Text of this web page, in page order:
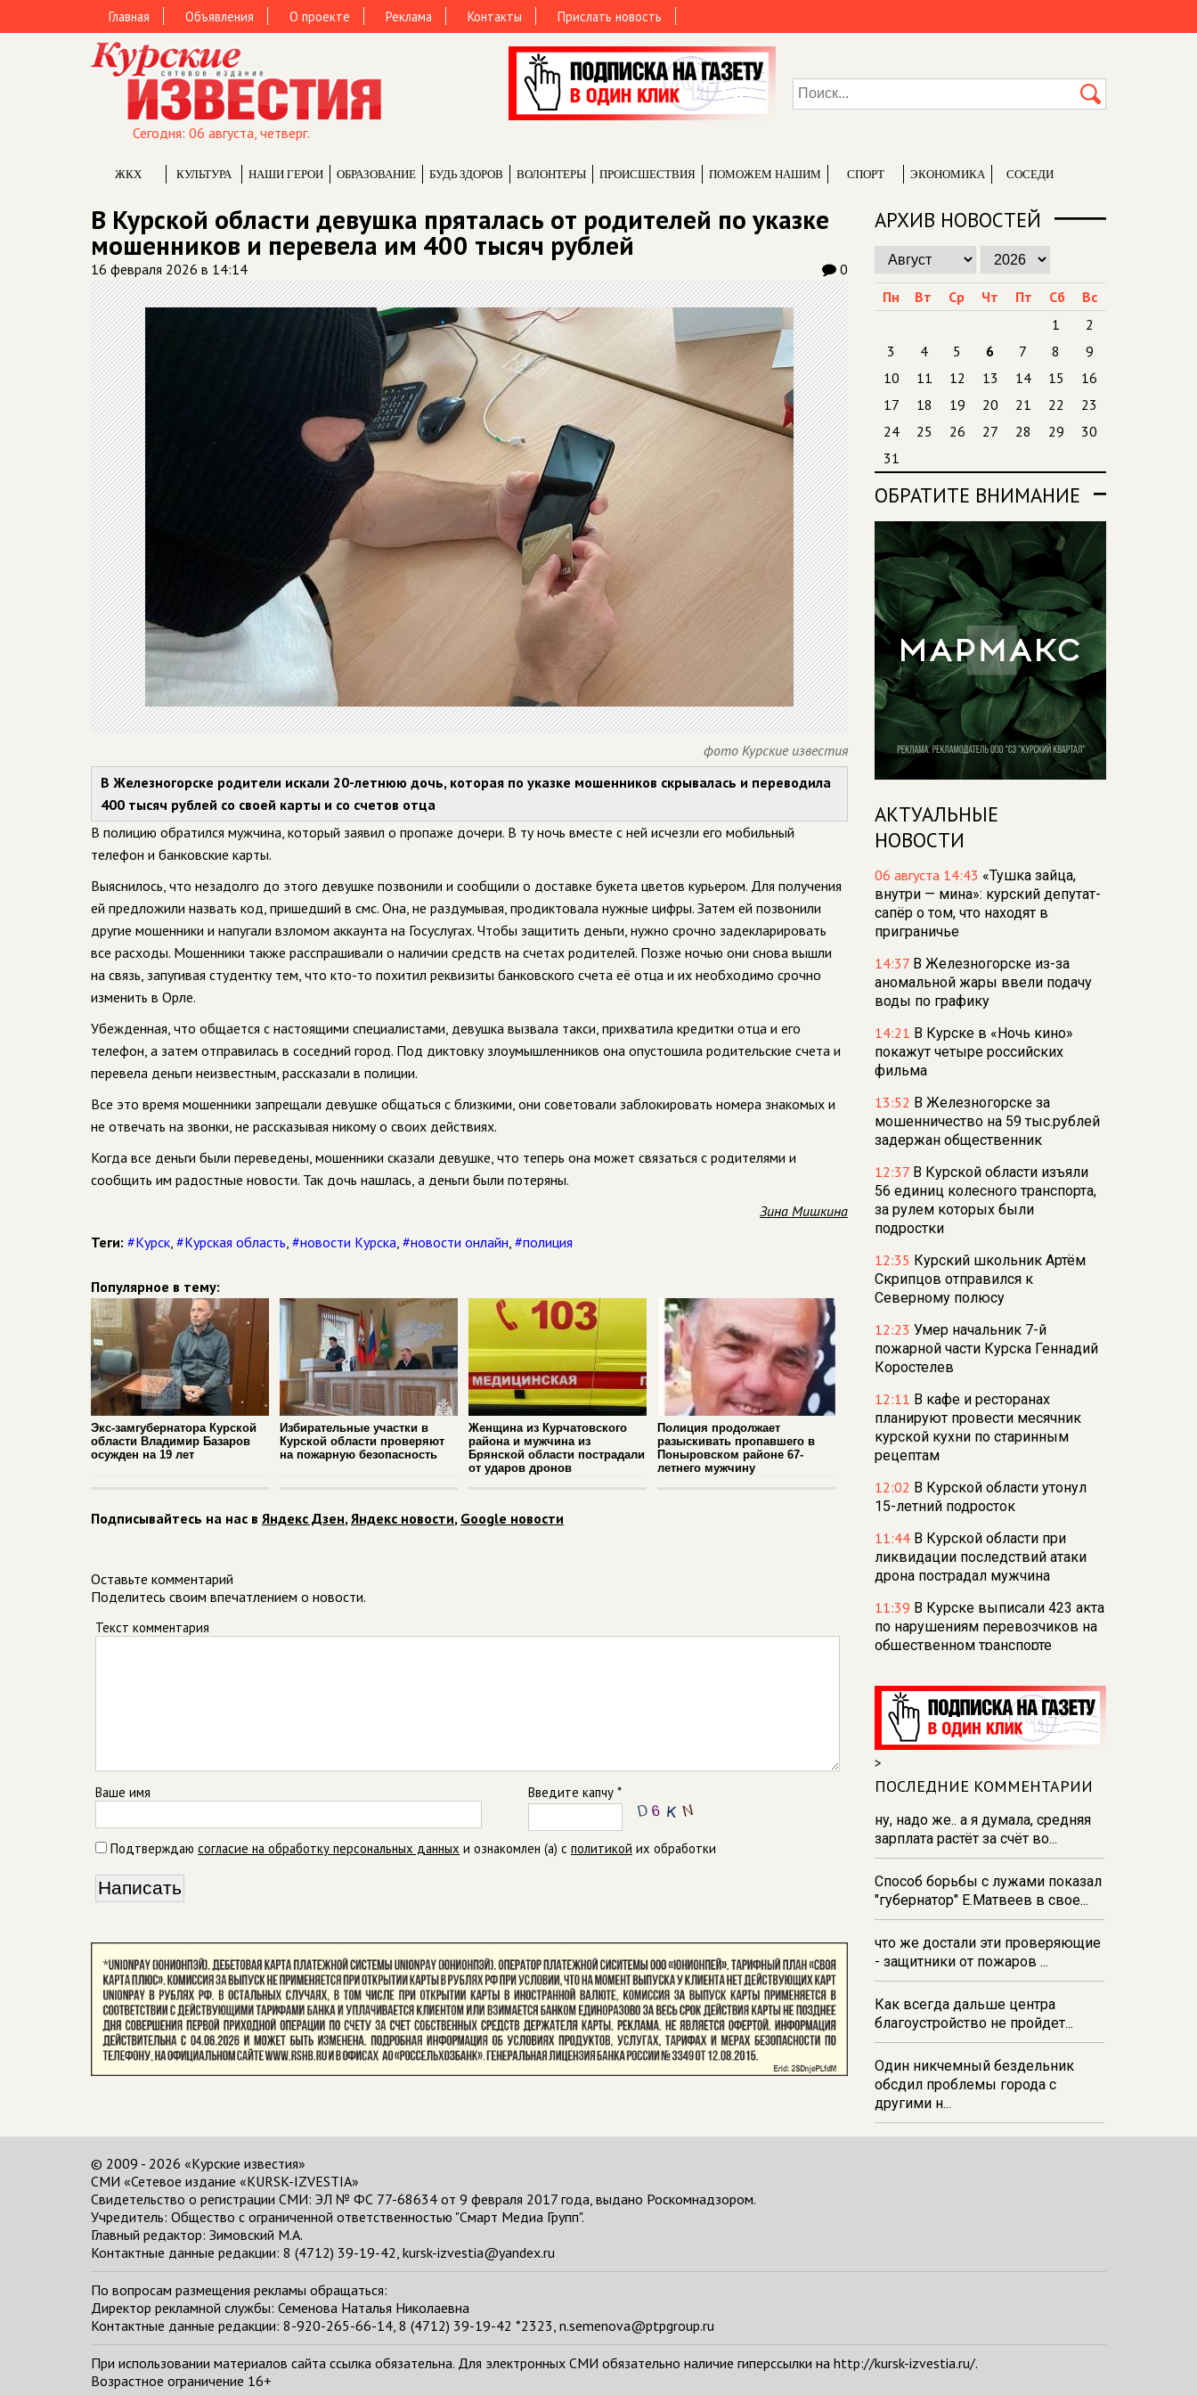
Главная Объявления О проекте Реклама Контакты Прислать новость
Сегодня: 06 августа, четверг.
ЖКХ КУЛЬТУРА НАШИ ГЕРОИ ОБРАЗОВАНИЕ БУДЬ ЗДОРОВ ВОЛОНТЕРЫ ПРОИCШЕСТВИЯ ПОМОЖЕМ НАШИМ СПОРТ ЭКОНОМИКА СОСЕДИ
В Курской области девушка пряталась от родителей по указке
мошенников и перевела им 400 тысяч рублей
16 февраля 2026 в 14:14 0
фото Курские известия
В Железногорске родители искали 20-летнюю дочь, которая по указке мошенников скрывалась и переводила
400 тысяч рублей со своей карты и со счетов отца
В полицию обратился мужчина, который заявил о пропаже дочери. В ту ночь вместе с ней исчезли его мобильный
телефон и банковские карты.
Выяснилось, что незадолго до этого девушке позвонили и сообщили о доставке букета цветов курьером. Для получения
ей предложили назвать код, пришедший в смс. Она, не раздумывая, продиктовала нужные цифры. Затем ей позвонили
другие мошенники и напугали взломом аккаунта на Госуслугах. Чтобы защитить деньги, нужно срочно задекларировать
все расходы. Мошенники также расспрашивали о наличии средств на счетах родителей. Позже ночью они снова вышли
на связь, запугивая студентку тем, что кто-то похитил реквизиты банковского счета её отца и их необходимо срочно
изменить в Орле.
Убежденная, что общается с настоящими специалистами, девушка вызвала такси, прихватила кредитки отца и его
телефон, а затем отправилась в соседний город. Под диктовку злоумышленников она опустошила родительские счета и
перевела деньги неизвестным, рассказали в полиции.
Все это время мошенники запрещали девушке общаться с близкими, они советовали заблокировать номера знакомых и
не отвечать на звонки, не рассказывая никому о своих действиях.
Когда все деньги были переведены, мошенники сказали девушке, что теперь она может связаться с родителями и
сообщить им радостные новости. Так дочь нашлась, а деньги были потеряны.
Зина Мишкина
Теги: #Курск, #Курская область, #новости Курска, #новости онлайн, #полиция
Популярное в тему:
Экс-замгубернатора Курской
области Владимир Базаров
осужден на 19 лет
Избирательные участки в
Курской области проверяют
на пожарную безопасность
Женщина из Курчатовского
района и мужчина из
Брянской области пострадали
от ударов дронов
Полиция продолжает
разыскивать пропавшего в
Поныровском районе 67-
летнего мужчину
Подписывайтесь на нас в Яндекс Дзен,Яндекс новости, Google новости
Оставьте комментарий
Поделитесь своим впечатлением о новости.
Текст комментария
Ваше имя Введите капчу *
Подтверждаю согласие на обработку персональных данных и ознакомлен (а) с политикой их обработки
АРХИВ НОВОСТЕЙ
Пн Вт Ср Чт Пт Сб
Вс
1
2
3
4 5 6 7 8
9
10
11 12 13 14 15
16
17
18 19 20 21 22
23
24
25 26 27 28 29
30
31
ОБРАТИТЕ ВНИМАНИЕ
АКТУАЛЬНЫЕ
НОВОСТИ
06 августа 14:43 «Тушка зайца,
внутри — мина»: курский депутат-
сапёр о том, что находят в
приграничье
14:37 В Железногорске из-за
аномальной жары ввели подачу
воды по графику
14:21 В Курске в «Ночь кино»
покажут четыре российских
фильма
13:52 В Железногорске за
мошенничество на 59 тыс.рублей
задержан общественник
12:37 В Курской области изъяли
56 единиц колесного транспорта,
за рулем которых были
подростки
12:35 Курский школьник Артём
Скрипцов отправился к
Северному полюсу
12:23 Умер начальник 7-й
пожарной части Курска Геннадий
Коростелев
12:11 В кафе и ресторанах
планируют провести месячник
курской кухни по старинным
рецептам
12:02 В Курской области утонул
15-летний подросток
11:44 В Курской области при
ликвидации последствий атаки
дрона пострадал мужчина
11:39 В Курске выписали 423 акта
по нарушениям перевозчиков на
общественном транспорте
полицейские задержали курьера
мошенников из Сочи
11:29В Курской области в
результате вторжения погибли
640 мирных жителей
11:20В Курске улучшится
водоснабжение более 30 домов и
соцобъектов
10:57Омбудсмен: судьба порядка
300 курян после вторжения
остаётся неизвестной
>
ПОСЛЕДНИЕ КОММЕНТАРИИ
ну, надо же.. а я думала, средняя
зарплата растёт за счёт во...
Способ борьбы с лужами показал
"губернатор" Е.Матвеев в свое...
что же достали эти проверяющие
- защитники от пожаров ...
Как всегда дальше центра
благоустройство не пройдет...
Один никчемный бездельник
обсдил проблемы города с
другими н...
© 2009 - 2026 «Курские известия»
СМИ «Сетевое издание «KURSK-IZVESTIA»
Свидетельство о регистрации СМИ: ЭЛ № ФС 77-68634 от 9 февраля 2017 года, выдано Роскомнадзором.
Учредитель: Общество с ограниченной ответственностью "Смарт Медиа Групп".
Главный редактор: Зимовский М.А.
Контактные данные редакции: 8 (4712) 39-19-42, kursk-izvestia@yandex.ru
По вопросам размещения рекламы обращаться:
Директор рекламной службы: Семенова Наталья Николаевна
Контактные данные редакции: 8-920-265-66-14, 8 (4712) 39-19-42 *2323, n.semenova@ptpgroup.ru
При использовании материалов сайта ссылка обязательна. Для электронных СМИ обязательно наличие гиперссылки на http://kursk-izvestia.ru/.
Возрастное ограничение 16+